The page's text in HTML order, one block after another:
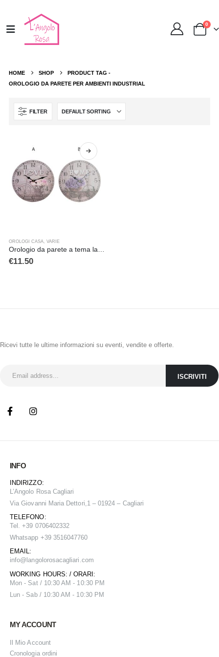
0
HOME SHOP
PRODUCT TAG -
OROLOGIO DA PARETE PER AMBIENTI INDUSTRIAL
FILTER
OROLOGI CASA, VARIE
€11.50
Ricevi tutte le ultime informazioni su eventi, vendite e offerte.
INFO
INDIRIZZO:
L’Angolo Rosa Cagliari
Via Giovanni Maria Dettori,1 – 01924 – Cagliari
TELEFONO:
Tel. +39 0706402332
Whatsapp +39 3516047760
EMAIL:
info@ langolorosacagliari.com
WORKING HOURS: / ORARI:
Mon - Sat / 10:30 AM - 10:30 PM
Lun - Sab / 10:30 AM - 10:30 PM
MY ACCOUNT
Il Mio Account
Cronologia ordini